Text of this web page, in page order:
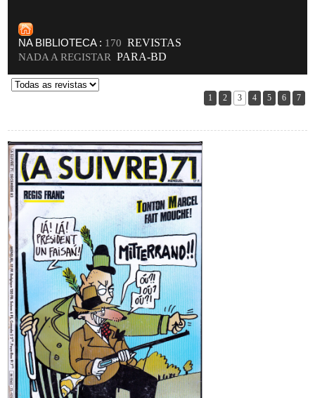
NA BIBLIOTECA : 170 REVISTAS
NADA A REGISTAR PARA-BD
1 2 3 4 5 6 7